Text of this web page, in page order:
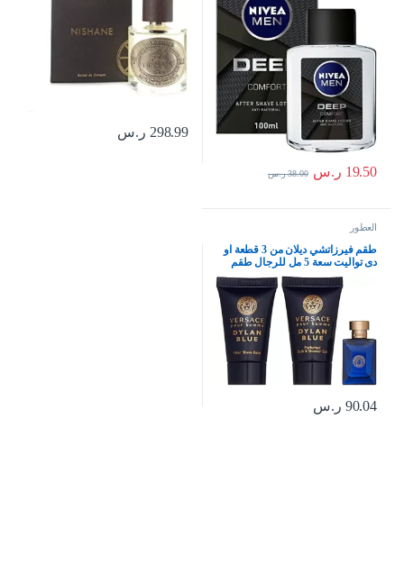
19.50 ر.س 38.00 ر.س
298.99 ر.س
العطور
طقم فيرزاتشي ديلان من 3 قطعة او
دى تواليت سعة 5 مل للرجال طقم
باحجام صغيرة للرجال
90.04 ر.س